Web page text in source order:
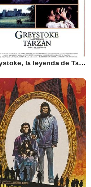
Greystoke, la leyenda de Tarzán, el rey de los monos